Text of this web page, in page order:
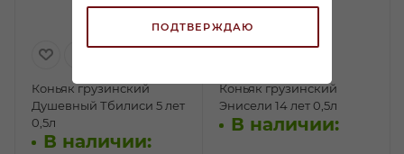
ПОДТВЕРЖДАЮ
Коньяк грузинский
Душевный Тбилиси 5 лет
0,5л
В наличии:
Коньяк грузинский
Энисели 14 лет 0,5л
В наличии: